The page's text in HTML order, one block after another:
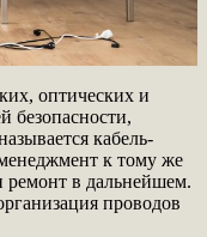
оптических и
безопасности,
кабель-
к тому же
ремонт в дальнейшем.
проводов